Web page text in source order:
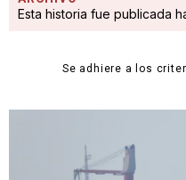
Esta historia fue publicada
Se adhiere a los